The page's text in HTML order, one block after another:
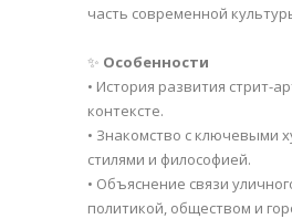
часть современной
✨ Особенности
• История развития стрит-
контексте.
• Знакомство с ключевыми
стилями и философией.
• Объяснение связи
политикой, обществом и